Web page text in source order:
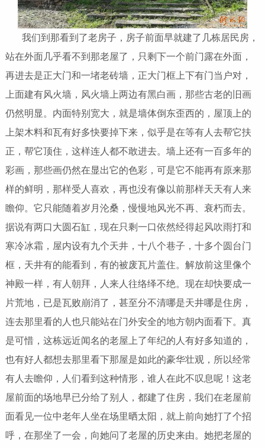
我们到那看到了老房子，房子前面早就建了几栋居民房，
站在外面几乎看不到那老屋了，只剩下一个前门露在外面，
再进去是正大门和一堵老砖墙，正大门框上下有门当户对，
上面建有风火墙，风火墙上两边有黑白画，那些古老的旧画
仍然明显。内面特别宽大，就是墙体倒东歪西的，屋顶上的
上架木料和瓦有好多快要掉下来，似乎是在等有人去帮它扶
正，帮它顶住，这样连人都不敢进去。墙上还有一百多年的
彩画，那些画仍然在显出它的色彩，可是它不能再有原来那
样的鲜明，那样受人喜欢，再也没有像以前那样天天有人来
瞻仰。它只能随着岁月沦桑，慢慢地风光不再、衰朽而去。
据说有两口大圆石缸，现在只剩一口依然经得起风吹雨打和
寒冷冰霜，屋内设有九个天井，十八个巷子，十多个圆台门
框，天井有的能看到，有的被废瓦片盖住。解放前这里像个
神殿一样，有人朝拜，人来人往络绎不绝。现在却快要成一
片荒地，已是瓦败崩消了，甚至分不清哪是天井哪是住房，
连去那里看的人也只能站在门外安全的地方朝内面看下。真
是可惜，这栋远近闻名的老屋上了年纪的人有好多知道的，
也有好人都想去那里看下那屋是如此的豪华壮观，所以经常
有人去瞻仰，人们看到这种情形，谁人在此不叹息呢！这老
屋前面的场地早已分给了别人，都建了住房，我们在老屋前
面看见一位中老年人坐在场里晒太阳，就上前向她打了个招
呼，在那坐了一会，向她问了老屋的历史来由。她把老屋的